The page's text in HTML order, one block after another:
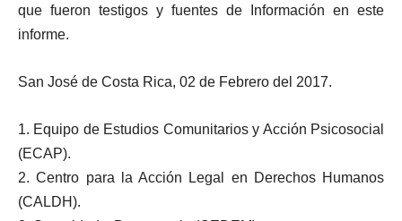
que fueron testigos y fuentes de Información en este
informe.
San José de Costa Rica, 02 de Febrero del 2017.
1. Equipo de Estudios Comunitarios y Acción Psicosocial
(ECAP).
2. Centro para la Acción Legal en Derechos Humanos
(CALDH).